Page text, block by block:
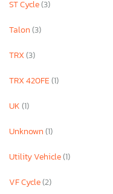
ST Cycle(3)
Talon(3)
TRX(3)
TRX 420FE(1)
UK(1)
Unknown(1)
Utility Vehicle(1)
VF Cycle(2)